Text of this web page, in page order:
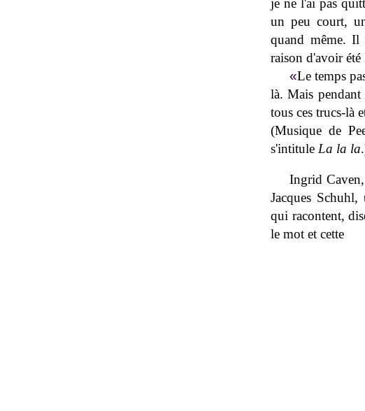
je ne l'ai pas
un peu court,
quand même. Il
raison d'avoir été
«Le temps
là. Mais pendant
tous ces trucs-là
(Musique de
s'intitule La la la
Ingrid
Jacques
qui racontent,
le mot et cette